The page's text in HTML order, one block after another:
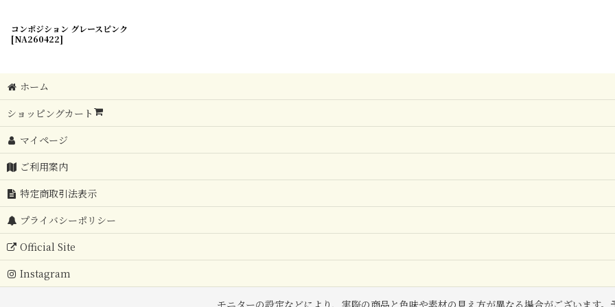
コンポジション グレースピンク
[NA260422]
ホーム
ショッピングカート
マイページ
ご利用案内
特定商取引法表示
プライバシーポリシー
Official Site
Instagram
モニターの設定などにより、実際の商品と色味や素材の見え方が異なる場合がございます。